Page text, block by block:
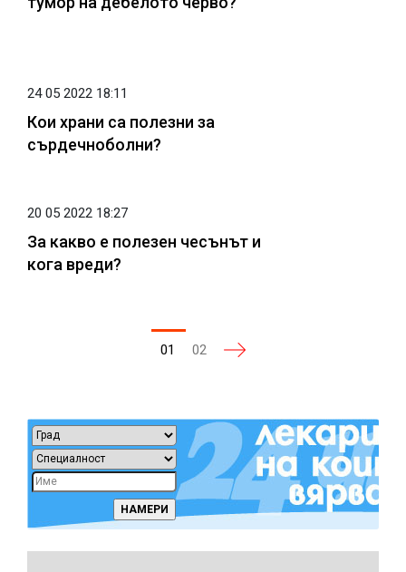
24 05 2022 18:11
Кои храни са полезни за
сърдечноболни?
20 05 2022 18:27
За какво е полезен чесънът и
кога вреди?
01 02